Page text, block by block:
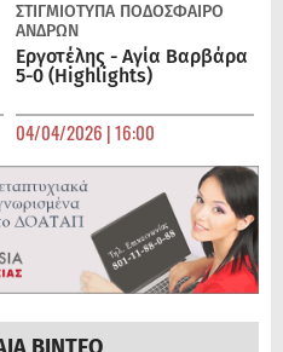
ΣΤΙΓΜΙΟΤΥΠΑ ΠΟΔΌΣΦΑΙΡΟ
ΑΝΔΡΏΝ
Εργοτέλης - Αγία Βαρβάρα
5-0 (Highlights)
04/04/2026 | 16:00
ΒΙΝΤΕΟ